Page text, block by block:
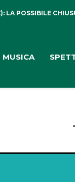
LA POSSIBILE
MUSICA